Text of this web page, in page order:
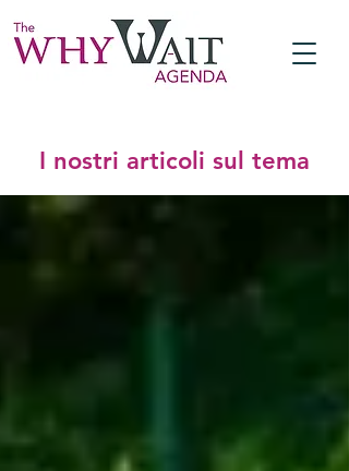
I nostri articoli sul tema